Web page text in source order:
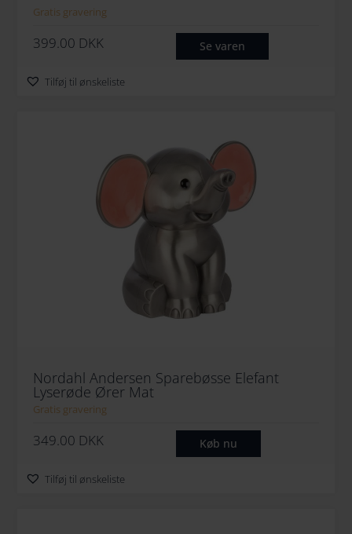
Gratis gravering
399.00 DKK Se varen
Tilføj til ønskeliste
Nordahl Andersen Sparebøsse Elefant
Lyserøde Ører Mat
Gratis gravering
349.00 DKK Køb nu
Tilføj til ønskeliste